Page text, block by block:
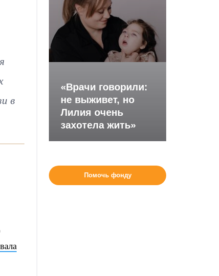
в
«Врачи говорили:
не выживет, но
Лилия очень
захотела жить»
Помочь фонду